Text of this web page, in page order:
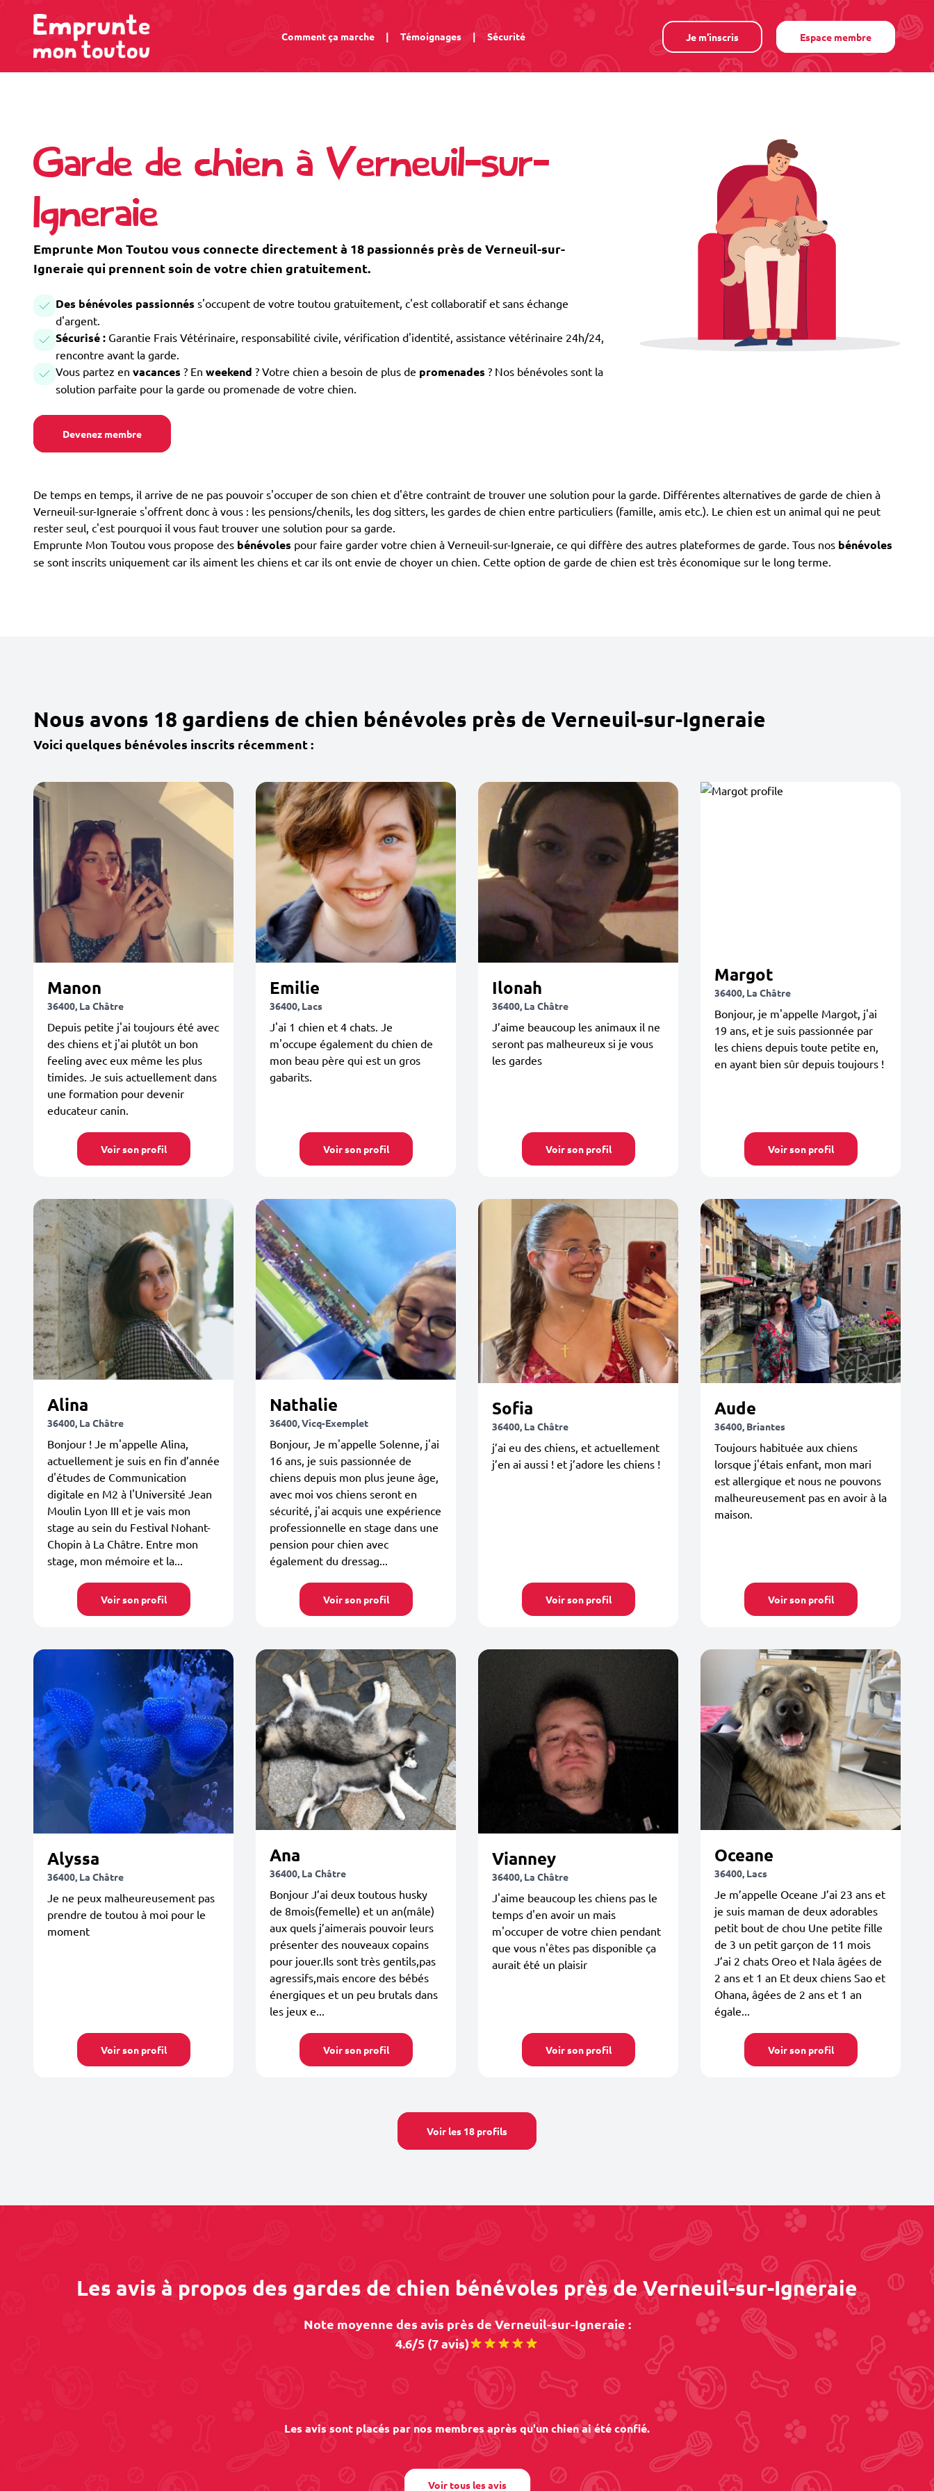
Comment ça marche | Témoignages | Sécurité Je m'inscris Espace membre
Garde de chien à Verneuil-sur-
Igneraie
Emprunte Mon Toutou vous connecte directement à 18 passionnés près de Verneuil-sur-
Igneraie qui prennent soin de votre chien gratuitement.
Des bénévoles passionnés s'occupent de votre toutou gratuitement, c'est collaboratif et sans échange
d'argent.
Sécurisé : Garantie Frais Vétérinaire, responsabilité civile, vérification d'identité, assistance vétérinaire 24h/24,
rencontre avant la garde.
Vous partez en vacances ? En weekend ? Votre chien a besoin de plus de promenades ? Nos bénévoles sont la
solution parfaite pour la garde ou promenade de votre chien.
Devenez membre
De temps en temps, il arrive de ne pas pouvoir s'occuper de son chien et d'être contraint de trouver une solution pour la garde. Différentes alternatives de garde de chien à
Verneuil-sur-Igneraie s'offrent donc à vous : les pensions/chenils, les dog sitters, les gardes de chien entre particuliers (famille, amis etc.). Le chien est un animal qui ne peut
rester seul, c'est pourquoi il vous faut trouver une solution pour sa garde.
Emprunte Mon Toutou vous propose des bénévoles pour faire garder votre chien à Verneuil-sur-Igneraie, ce qui diffère des autres plateformes de garde. Tous nos bénévoles
se sont inscrits uniquement car ils aiment les chiens et car ils ont envie de choyer un chien. Cette option de garde de chien est très économique sur le long terme.
Nous avons 18 gardiens de chien bénévoles près de Verneuil-sur-Igneraie
Voici quelques bénévoles inscrits récemment :
Manon
36400, La Châtre
Depuis petite j'ai toujours été avec
des chiens et j'ai plutôt un bon
feeling avec eux même les plus
timides. Je suis actuellement dans
une formation pour devenir
educateur canin.
Voir son profil
Emilie
36400, Lacs
J'ai 1 chien et 4 chats. Je
m'occupe également du chien de
mon beau père qui est un gros
gabarits.
Voir son profil
Ilonah
36400, La Châtre
J’aime beaucoup les animaux il ne
seront pas malheureux si je vous
les gardes
Voir son profil
Margot
36400, La Châtre
Bonjour, je m'appelle Margot, j'ai
19 ans, et je suis passionnée par
les chiens depuis toute petite en,
en ayant bien sûr depuis toujours !
Voir son profil
Alina
36400, La Châtre
Bonjour ! Je m'appelle Alina,
actuellement je suis en fin d’année
d'études de Communication
digitale en M2 à l'Université Jean
Moulin Lyon III et je vais mon
stage au sein du Festival Nohant-
Chopin à La Châtre. Entre mon
stage, mon mémoire et la...
Voir son profil
Nathalie
36400, Vicq-Exemplet
Bonjour, Je m'appelle Solenne, j'ai
16 ans, je suis passionnée de
chiens depuis mon plus jeune âge,
avec moi vos chiens seront en
sécurité, j'ai acquis une expérience
professionnelle en stage dans une
pension pour chien avec
également du dressag...
Voir son profil
Sofia
36400, La Châtre
j’ai eu des chiens, et actuellement
j’en ai aussi ! et j’adore les chiens !
Voir son profil
Aude
36400, Briantes
Toujours habituée aux chiens
lorsque j'étais enfant, mon mari
est allergique et nous ne pouvons
malheureusement pas en avoir à la
maison.
Voir son profil
Alyssa
36400, La Châtre
Je ne peux malheureusement pas
prendre de toutou à moi pour le
moment
Voir son profil
Ana
36400, La Châtre
Bonjour J’ai deux toutous husky
de 8mois(femelle) et un an(mâle)
aux quels j’aimerais pouvoir leurs
présenter des nouveaux copains
pour jouer.Ils sont très gentils,pas
agressifs,mais encore des bébés
énergiques et un peu brutals dans
les jeux e...
Voir son profil
Vianney
36400, La Châtre
J'aime beaucoup les chiens pas le
temps d'en avoir un mais
m'occuper de votre chien pendant
que vous n'êtes pas disponible ça
aurait été un plaisir
Voir son profil
Oceane
36400, Lacs
Je m’appelle Oceane J’ai 23 ans et
je suis maman de deux adorables
petit bout de chou Une petite fille
de 3 un petit garçon de 11 mois
J’ai 2 chats Oreo et Nala âgées de
2 ans et 1 an Et deux chiens Sao et
Ohana, âgées de 2 ans et 1 an
égale...
Voir son profil
Voir les 18 profils
Les avis à propos des gardes de chien bénévoles près de Verneuil-sur-Igneraie
Note moyenne des avis près de Verneuil-sur-Igneraie :
4.6/5 (7 avis)
Les avis sont placés par nos membres après qu'un chien ai été confié.
Voir tous les avis